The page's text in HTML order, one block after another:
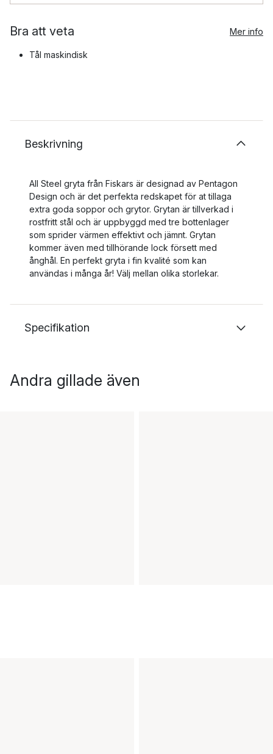
Bra att veta Mer info
Tål maskindisk
Beskrivning
All Steel gryta från Fiskars är designad av Pentagon
Design och är det perfekta redskapet för at tillaga
extra goda soppor och grytor. Grytan är tillverkad i
rostfritt stål och är uppbyggd med tre bottenlager
som sprider värmen effektivt och jämnt. Grytan
kommer även med tillhörande lock försett med
ånghål. En perfekt gryta i fin kvalité som kan
användas i många år! Välj mellan olika storlekar.
Specifikation
Andra gillade även